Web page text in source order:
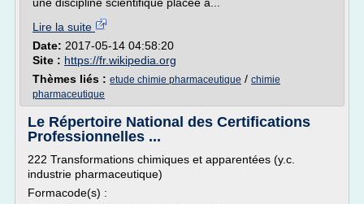
Lire la suite
Date: 2017-05-14 04:58:20
Site : https://fr.wikipedia.org
Thèmes liés : etude chimie pharmaceutique / chimie
pharmaceutique
Le Répertoire National des Certifications
Professionnelles ...
222 Transformations chimiques et apparentées (y.c.
industrie pharmaceutique)
Formacode(s) :